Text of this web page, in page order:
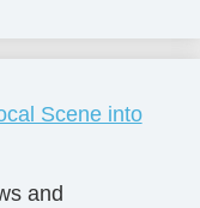
Scene into
and